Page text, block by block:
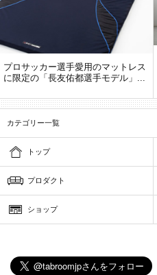
プロサッカー選手愛用のマットレス
に限定の「長友佑都選手モデル」...
カテゴリー一覧
トップ
プロダクト
ショップ